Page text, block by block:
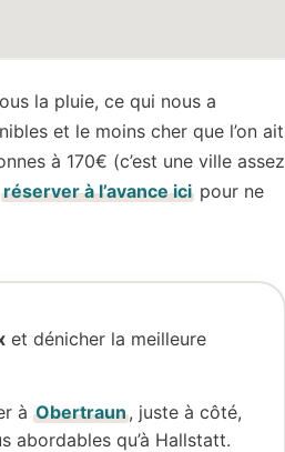
la pluie, ce qui nous a
et le moins cher que l’on ait
à 170€ (c’est une ville assez
réserver à l’avance ici pour ne
et dénicher la meilleure
à Obertraun, juste à côté,
abordables qu’à Hallstatt.